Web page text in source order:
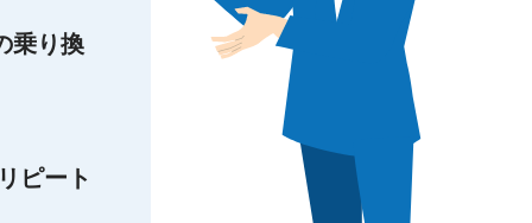
乗り換
ピート